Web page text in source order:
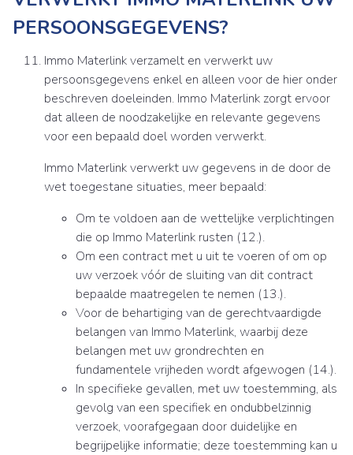
PERSOONSGEGEVENS?
Immo Materlink verzamelt en verwerkt uw
persoonsgegevens enkel en alleen voor de hier onder
beschreven doeleinden. Immo Materlink zorgt ervoor
dat alleen de noodzakelijke en relevante gegevens
voor een bepaald doel worden verwerkt.
Immo Materlink verwerkt uw gegevens in de door de
wet toegestane situaties, meer bepaald:
Om te voldoen aan de wettelijke verplichtingen
die op Immo Materlink rusten (12.).
Om een contract met u uit te voeren of om op
uw verzoek vóór de sluiting van dit contract
bepaalde maatregelen te nemen (13.).
Voor de behartiging van de gerechtvaardigde
belangen van Immo Materlink, waarbij deze
belangen met uw grondrechten en
fundamentele vrijheden wordt afgewogen (14.).
In specifieke gevallen, met uw toestemming, als
gevolg van een specifiek en ondubbelzinnig
verzoek, voorafgegaan door duidelijke en
begrijpelijke informatie; deze toestemming kan u